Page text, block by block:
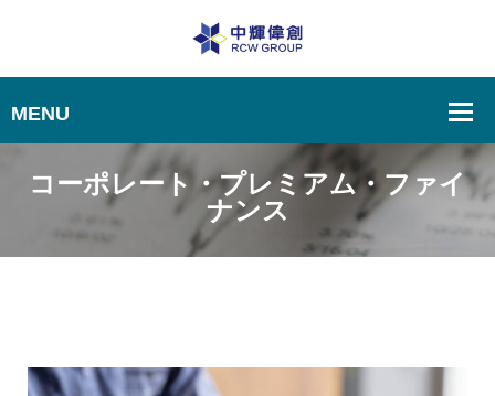
コーポレート・プレミアム・ファイ
ナンス